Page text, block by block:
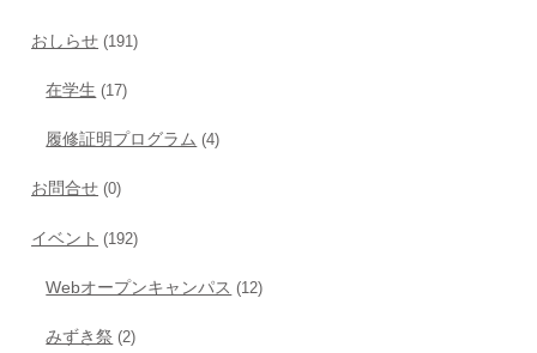
おしらせ (191)
在学生 (17)
履修証明プログラム (4)
お問合せ (0)
イベント (192)
Webオープンキャンパス (12)
みずき祭 (2)